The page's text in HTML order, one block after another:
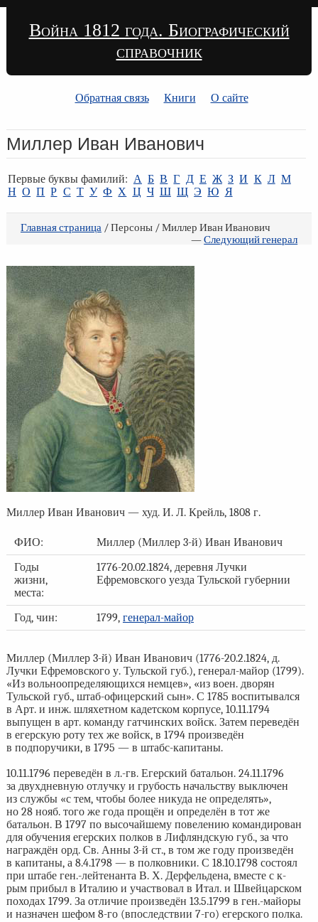
Война 1812 года. Биографический
справочник
Обратная связь Книги О сайте
Миллер Иван Иванович
Первые буквы фамилий: А Б В Г Д Е Ж З И К Л М
Н О П Р С Т У Ф Х Ц Ч Ш Щ Э Ю Я
Главная страница/ Персоны / Миллер Иван Иванович
—Следующий генерал
Миллер Иван Иванович — худ. И. Л. Крейль, 1808 г.
ФИО:
Миллер (Миллер 3-й) Иван Иванович
Годы
жизни,
места:
1776-20.02.1824, деревня Лучки
Ефремовского уезда Тульской губернии
Год, чин: 1799, генерал-майор
Миллер (Миллер 3-й) Иван Иванович (1776-20.2.1824, д.
Лучки Ефремовского у. Тульской губ.), генерал-майор (1799).
«Из вольноопределяющихся немцев», «из воен. дворян
Тульской губ., штаб-офицерский сын». С 1785 воспитывался
в Арт. и инж. шляхетном кадетском корпусе, 10.11.1794
выпущен в арт. команду гатчинских войск. Затем переведён
в егерскую роту тех же войск, в 1794 произведён
в подпоручики, в 1795 — в штабс-капитаны.
10.11.1796 переведён в л.-гв. Егерский батальон. 24.11.1796
за двухдневную отлучку и грубость начальству выключен
из службы «с тем, чтобы более никуда не определять»,
но 28 нояб. того же года прощён и определён в тот же
батальон. В 1797 по высочайшему повелению командирован
для обучения егерских полков в Лифляндскую губ., за что
награждён орд. Св. Анны 3-й ст., в том же году произведён
в капитаны, а 8.4.1798 — в полковники. С 18.10.1798 состоял
при штабе ген.-лейтенанта В. Х. Дерфельдена, вместе с к-
рым прибыл в Италию и участвовал в Итал. и Швейцарском
походах 1799. За отличие произведён 13.5.1799 в ген.-майоры
и назначен шефом 8-го (впоследствии 7-го) егерского полка.